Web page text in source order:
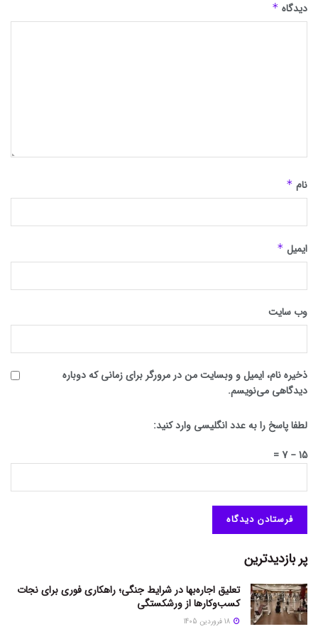
دیدگاه*
نام*
ایمیل *
وب‌ سایت
ذخیره نام، ایمیل و وبسایت من در مرورگر برای زمانی که دوباره
دیدگاهی می‌نویسم.
لطفا پاسخ را به عدد انگلیسی وارد کنید:
15 − 7 =
پر بازدیدترین
تعلیق اجاره‌بها در شرایط جنگی؛ راهکاری فوری برای نجات
کسب‌وکارها از ورشکستگی
18 فروردین 1405